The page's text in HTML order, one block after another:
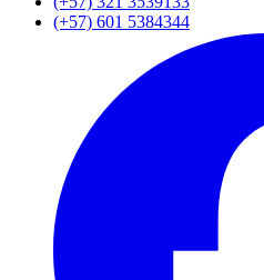
(+57) 601 5384344